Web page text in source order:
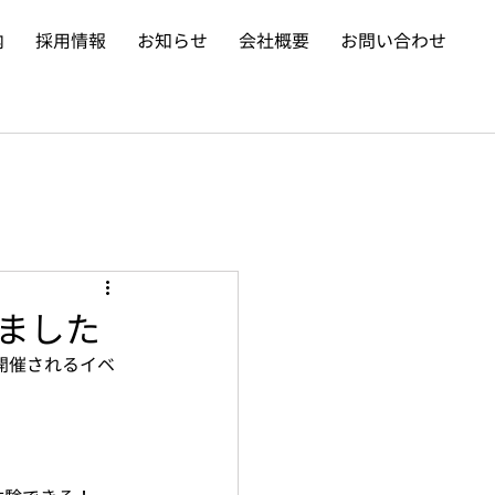
採用情報 お知らせ 会社概要 お問い合わせ
した
催されるイベ